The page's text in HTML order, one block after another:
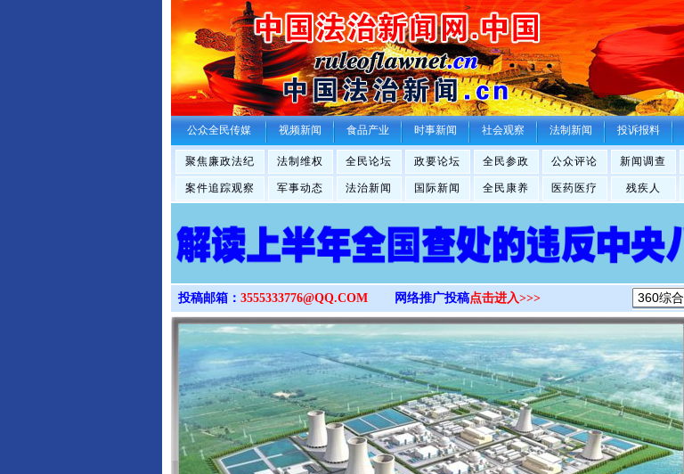
>
公众全民传媒 视频新闻 食品产业 时事新闻 社会观察 法制新闻 投诉报料
聚焦廉政法纪 法制维权 全民论坛 政要论坛 全民参政 公众评论 新闻调查
案件追踪观察 军事动态 法治新闻 国际新闻 全民康养 医药医疗 残疾人
投稿邮箱： 3555333776@QQ.COM 网络推广投稿点击进入>>>